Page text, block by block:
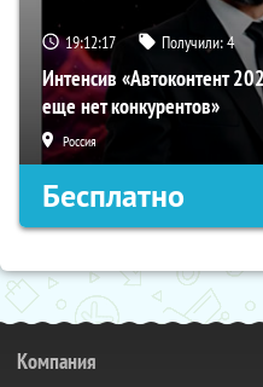
19:12:16 Получили:4
Интенсив «Автоконтент
еще нет конкурентов»
Россия
Бесплатно
Компания